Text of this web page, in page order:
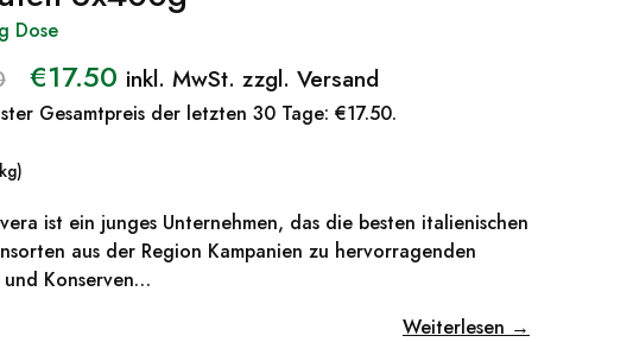
Dose
€17.50 inkl. MwSt. zzgl. Versand
Gesamtpreis der letzten 30 Tage: €17.50.
ist ein junges Unternehmen, das die besten italienischen
aus der Region Kampanien zu hervorragenden
und Konserven…
Weiterlesen →